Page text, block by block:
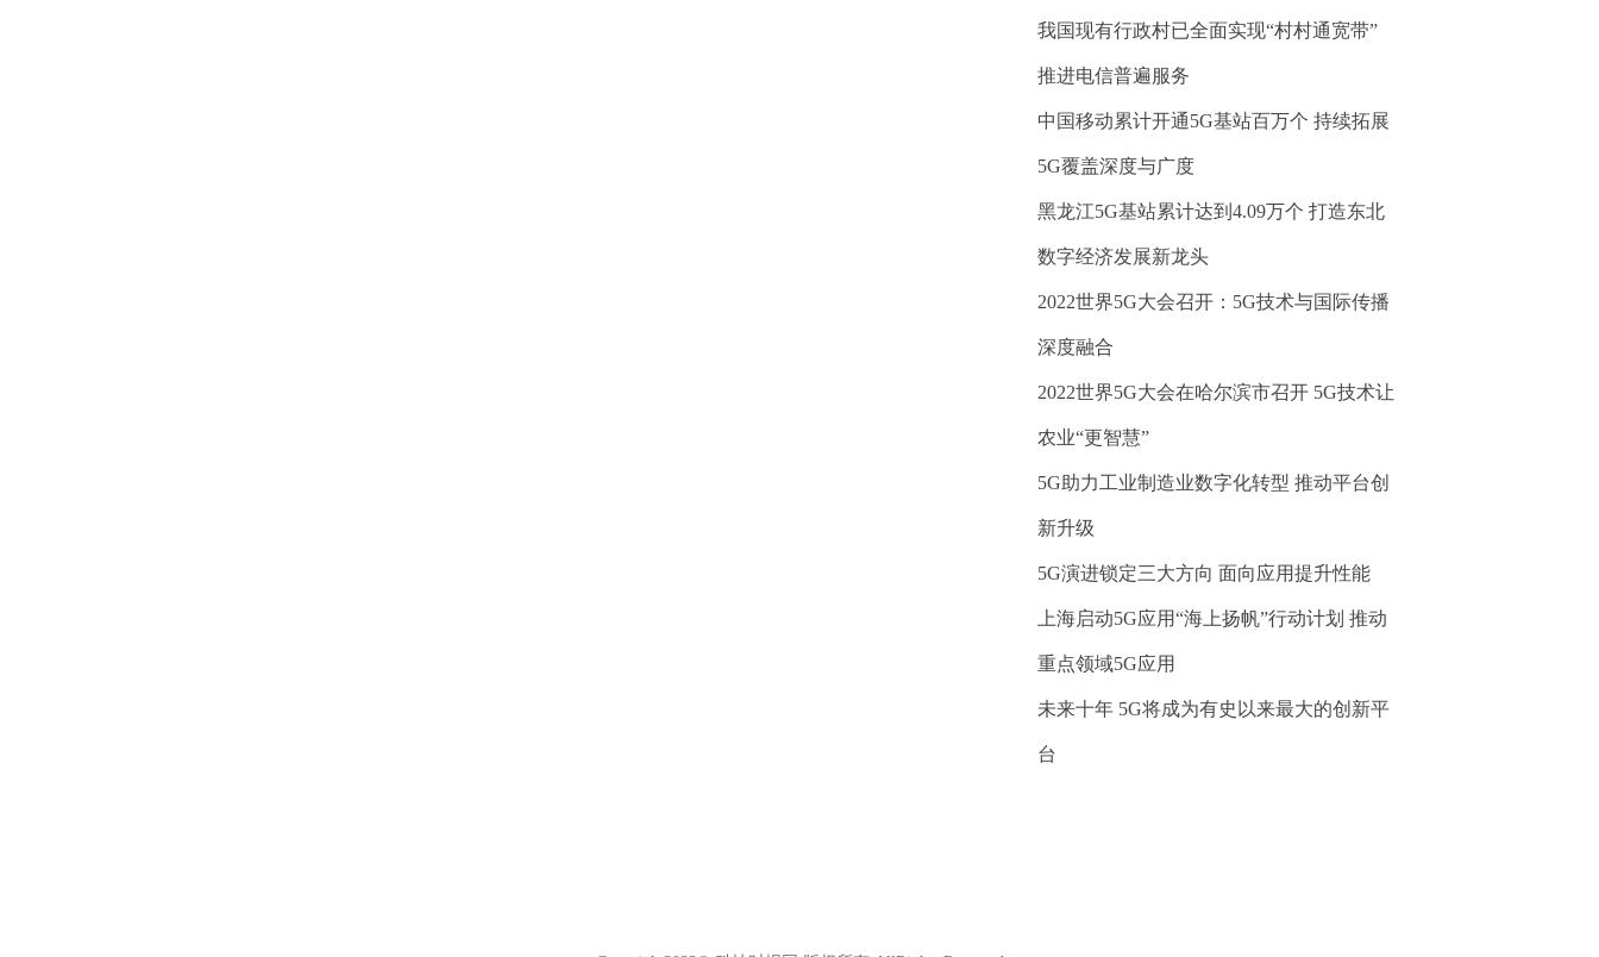
我国现有行政村已全面实现“村村通宽带”
推进电信普遍服务
中国移动累计开通5G基站百万个 持续拓展
5G覆盖深度与广度
黑龙江5G基站累计达到4.09万个 打造东北
数字经济发展新龙头
2022世界5G大会召开：5G技术与国际传播
深度融合
2022世界5G大会在哈尔滨市召开 5G技术让
农业“更智慧”
5G助力工业制造业数字化转型 推动平台创
新升级
5G演进锁定三大方向 面向应用提升性能
上海启动5G应用“海上扬帆”行动计划 推动
重点领域5G应用
未来十年 5G将成为有史以来最大的创新平
台